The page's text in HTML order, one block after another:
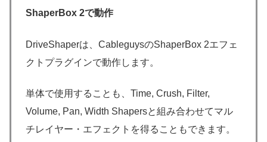
ShaperBox 2で動作
DriveShaperは、CableguysのShaperBox 2エフェ
クトプラグインで動作します。
単体で使用することも、Time, Crush, Filter,
Volume, Pan, Width Shapersと組み合わせてマル
チレイヤー・エフェクトを得ることもできます。